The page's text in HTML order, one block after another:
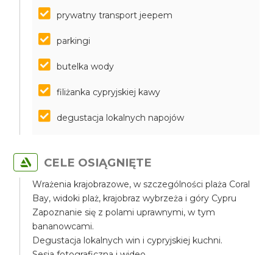
prywatny transport jeepem
parkingi
butelka wody
filiżanka cypryjskiej kawy
degustacja lokalnych napojów
CELE OSIĄGNIĘTE
Wrażenia krajobrazowe, w szczególności plaża Coral
Bay, widoki plaż, krajobraz wybrzeża i góry Cypru
Zapoznanie się z polami uprawnymi, w tym
bananowcami.
Degustacja lokalnych win i cypryjskiej kuchni.